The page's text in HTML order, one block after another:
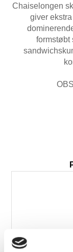
Chaiselongen
giver
formstøbt